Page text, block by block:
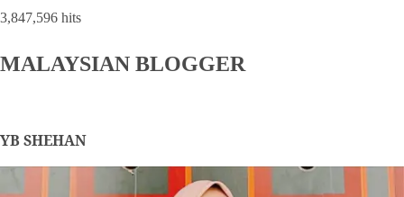
3,847,596 hits
MALAYSIAN BLOGGER
YB SHEHAN